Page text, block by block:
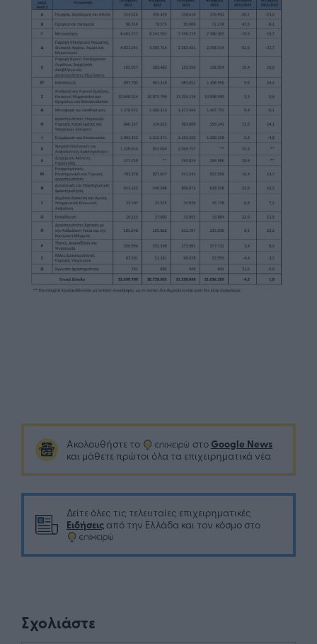
Ακολουθήστε το στο Google News
και μάθετε πρώτοι όλα τα επιχειρηματικά νέα
Δείτε όλες τις τελευταίες επιχειρηματικές
Ειδήσεις από την Ελλάδα και τον κόσμο στο
Σχολιάστε